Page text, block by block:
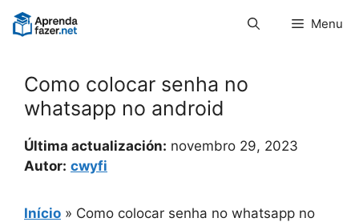
Pular
para
Menu
Como colocar senha no
whatsapp no android
Última actualización: novembro 29, 2023
Autor: cwyfi
Início » Como colocar senha no whatsapp no